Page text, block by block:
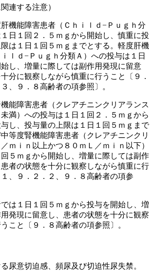
連する注意）
機能障害患者（Ｃｈｉｌｄ−Ｐｕｇｈ分
日１回２．５ｍｇから開始し、慎重に投
は１日１回５ｍｇまでとする。軽度肝機
ｌｄ−Ｐｕｇｈ分類Ａ）への投与は１日
し、増量に際しては副作用発現に留意
分に観察しながら慎重に行うこと〔９．
、９．８高齢者の項参照〕。
能障害患者（クレアチニンクリアランス
満）への投与は１日１回２．５ｍｇから
し、投与量の上限は１日１回５ｍｇまで
等度腎機能障害患者（クレアチニンクリ
ｍｉｎ以上かつ８０ｍＬ／ｍｉｎ以下）
５ｍｇから開始し、増量に際しては副作
者の状態を十分に観察しながら慎重に行
、９．２．２、９．８高齢者の項参
は１日１回５ｍｇから投与を開始し、増
発現に留意し、患者の状態を十分に観察
こと〔９．８高齢者の項参照〕。
尿意切迫感、頻尿及び切迫性尿失禁。